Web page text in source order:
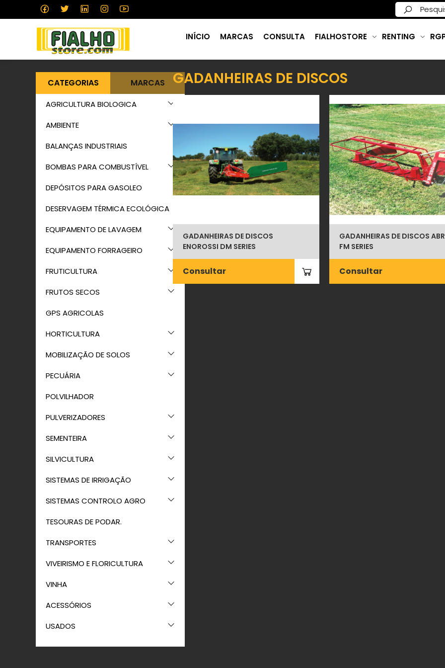
INÍCIO MARCAS CONSULTA FIALHOSTORE RENTING
CATEGORIAS MARCAS
AGRICULTURA BIOLOGICA
AMBIENTE
BALANÇAS INDUSTRIAIS
BOMBAS PARA COMBUSTÍVEL
DEPÓSITOS PARA GASOLEO
DESERVAGEM TÉRMICA ECOLÓGICA
EQUIPAMENTO DE LAVAGEM
EQUIPAMENTO FORRAGEIRO
FRUTICULTURA
FRUTOS SECOS
GPS AGRICOLAS
HORTICULTURA
MOBILIZAÇÃO DE SOLOS
PECUÁRIA
POLVILHADOR
PULVERIZADORES
SEMENTEIRA
SILVICULTURA
SISTEMAS DE IRRIGAÇÃO
SISTEMAS CONTROLO AGRO
TESOURAS DE PODAR.
TRANSPORTES
VIVEIRISMO E FLORICULTURA
VINHA
ACESSÓRIOS
USADOS
GADANHEIRAS DE DISCOS
GADANHEIRAS DE DISCOS
ENOROSSI DM SERIES
Consultar
GADANHEIRAS DE DISCOS
FM SERIES
Consultar